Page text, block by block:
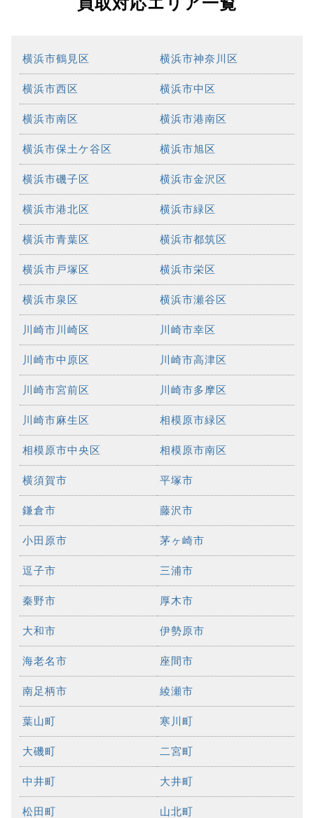
横浜市鶴見区 横浜市神奈川区
横浜市西区 横浜市中区
横浜市南区 横浜市港南区
横浜市保土ケ谷区 横浜市旭区
横浜市磯子区 横浜市金沢区
横浜市港北区 横浜市緑区
横浜市青葉区 横浜市都筑区
横浜市戸塚区 横浜市栄区
横浜市泉区 横浜市瀬谷区
川崎市川崎区 川崎市幸区
川崎市中原区 川崎市高津区
川崎市宮前区 川崎市多摩区
川崎市麻生区 相模原市緑区
相模原市中央区 相模原市南区
横須賀市 平塚市
鎌倉市 藤沢市
小田原市 茅ヶ崎市
逗子市 三浦市
秦野市 厚木市
大和市 伊勢原市
海老名市 座間市
南足柄市 綾瀬市
葉山町 寒川町
大磯町 二宮町
中井町 大井町
松田町 山北町